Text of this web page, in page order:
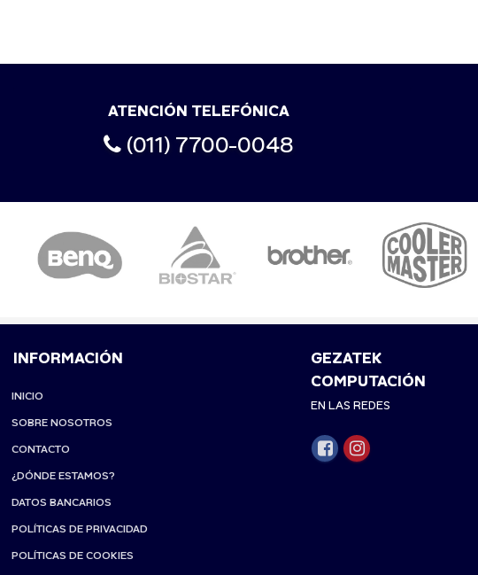
ATENCIÓN TELEFÓNICA
(011) 7700-0048
INFORMACIÓN
INICIO
SOBRE NOSOTROS
CONTACTO
¿DÓNDE ESTAMOS?
DATOS BANCARIOS
POLÍTICAS DE PRIVACIDAD
POLÍTICAS DE COOKIES
GEZATEK
COMPUTACIÓN
EN LAS REDES